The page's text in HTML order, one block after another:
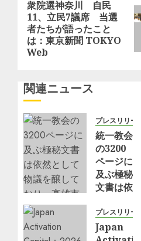
ゲ
ー
シ
ョ
ン
次
の
投
稿:
衆院選神奈川 自民
11、立民7議席 当選
者たちが語ったこと
は：東京新聞 TOKYO
Web
関連ニュース
プレスリリース
統一教会
の3200
ページに
及ぶ極秘
文書は依
物議を醸
してお
プレスリリース
Japan